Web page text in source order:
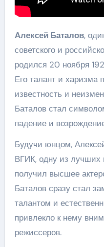
Алексей Баталов,
советского и
родился 20 ноября
Его талант и
известность и
Баталов стал
падение и
Будучи юнцом,
ВГИК, одну из лучших
получил высшее
Баталов сразу стал
талантом и
привлекло к нему
режиссеров.